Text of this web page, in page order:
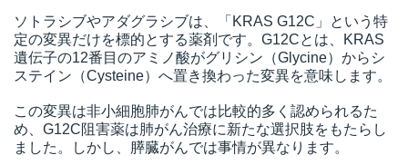
ソトラシブやアダグラシブは、「KRAS G12C」という特
定の変異だけを標的とする薬剤です。G12Cとは、KRAS
遺伝子の12番目のアミノ酸がグリシン（Glycine）からシ
ステイン（Cysteine）へ置き換わった変異を意味します。
この変異は非小細胞肺がんでは比較的多く認められるた
め、G12C阻害薬は肺がん治療に新たな選択肢をもたらし
ました。しかし、膵臓がんでは事情が異なります。